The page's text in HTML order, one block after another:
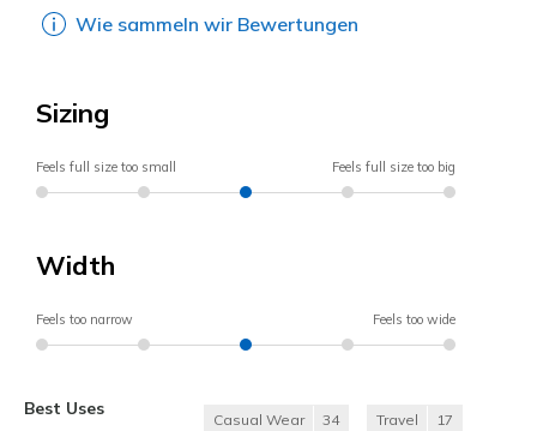
Wie sammeln wir Bewertungen
Sizing
Feels full size too small Feels full size too big
Width
Feels too narrow Feels too wide
Best Uses
Casual Wear 34 Travel 17